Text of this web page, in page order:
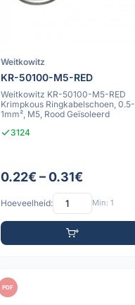
Weitkowitz
KR-50100-M5-RED
Weitkowitz KR-50100-M5-RED
Krimpkous Ringkabelschoen, 0.5-
1mm², M5, Rood Geïsoleerd
3124
0.22€ – 0.31€
Hoeveelheid: Min: 1
PDF